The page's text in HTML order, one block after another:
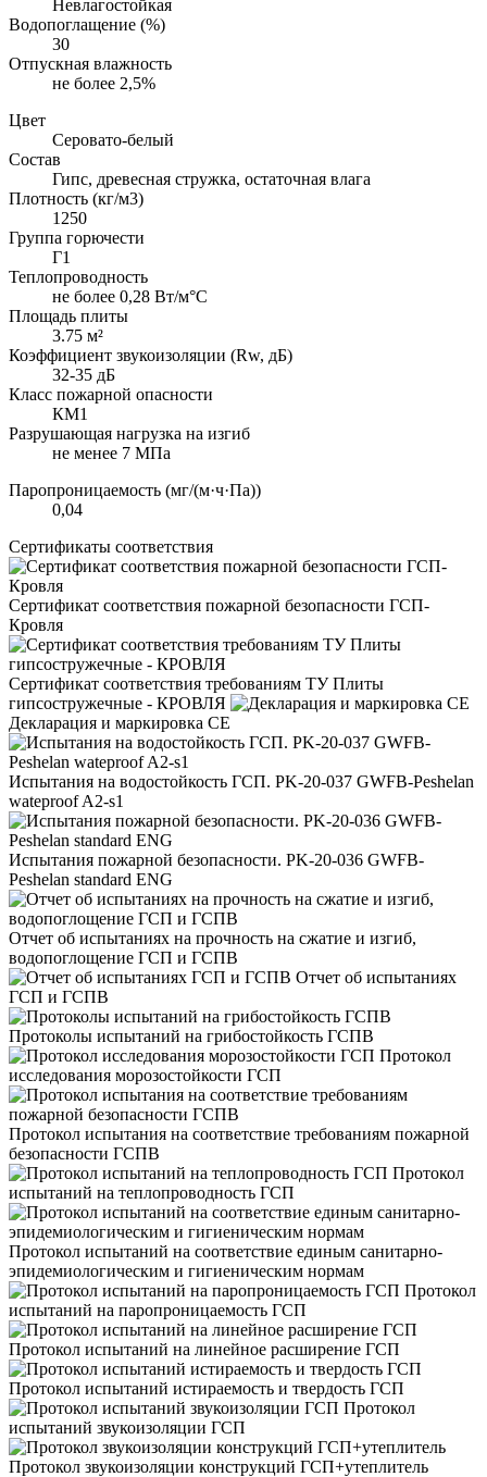
Невлагостойкая
Водопоглащение (%)
30
Отпускная влажность
не более 2,5%
Цвет
Серовато-белый
Состав
Гипс, древесная стружка, остаточная влага
Плотность (кг/м3)
1250
Группа горючести
Г1
Теплопроводность
не более 0,28 Вт/м°С
Площадь плиты
3.75 м²
Коэффициент звукоизоляции (Rw, дБ)
32-35 дБ
Класс пожарной опасности
КМ1
Разрушающая нагрузка на изгиб
не менее 7 МПа
Паропроницаемость (мг/(м·ч·Па))
0,04
Сертификаты соответствия
Сертификат соответствия пожарной безопасности ГСП-
Кровля
Сертификат соответствия требованиям ТУ Плиты
гипсостружечные - КРОВЛЯ
Декларация и маркировка CE
Испытания на водостойкость ГСП. PK-20-037 GWFB-Peshelan
wateproof A2-s1
Испытания пожарной безопасности. PK-20-036 GWFB-
Peshelan standard ENG
Отчет об испытаниях на прочность на сжатие и изгиб,
водопоглощение ГСП и ГСПВ
Отчет об испытаниях
ГСП и ГСПВ
Протоколы испытаний на грибостойкость ГСПВ
Протокол
исследования морозостойкости ГСП
Протокол испытания на соответствие требованиям пожарной
безопасности ГСПВ
Протокол
испытаний на теплопроводность ГСП
Протокол испытаний на соответствие единым санитарно-
эпидемиологическим и гигиеническим нормам
Протокол
испытаний на паропроницаемость ГСП
Протокол испытаний на линейное расширение ГСП
Протокол испытаний истираемость и твердость ГСП
Протокол
испытаний звукоизоляции ГСП
Протокол звукоизоляции конструкций ГСП+утеплитель